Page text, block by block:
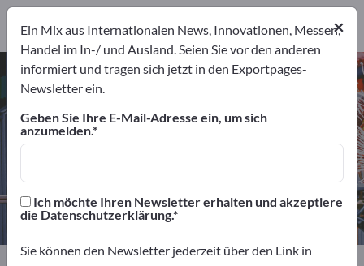
Druckluftwerkzeuge – Hersteller
Anbieter Hersteller
7
Hersteller65
Distributoren7×
Ein Mix aus Internationalen News, Innovationen, Messen,
Handel im In-/ und Ausland. Seien Sie vor den anderen
informiert und tragen sich jetzt in den Exportpages-
Newsletter ein.
Geben Sie Ihre E-Mail-Adresse ein, um sich
anzumelden.
Ich möchte Ihren Newsletter erhalten und akzeptiere
die Datenschutzerklärung.
Sie können den Newsletter jederzeit über den Link in